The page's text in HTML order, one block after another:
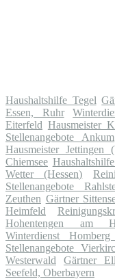
Haushaltshilfe Tegel
Essen, Ruhr
Eiterfeld Hausmeister
Stellenangebote Ankum
Hausmeister Jettingen
Chiemsee
Wetter (Hessen)
Stellenangebote
Zeuthen Gärtner
Heimfeld
Hohentengen am
Winterdienst
Stellenangebote
Westerwald
Gärtner
Seefeld, Oberbayern